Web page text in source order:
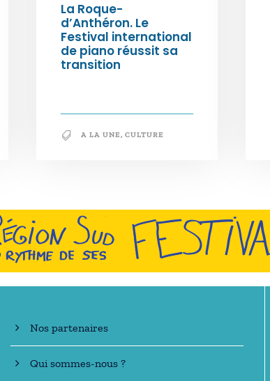
La Roque-
d’Anthéron. Le
Festival international
de piano réussit sa
transition
A LA UNE, CULTURE
En savoir +
Nos partenaires
Qui sommes-nous ?